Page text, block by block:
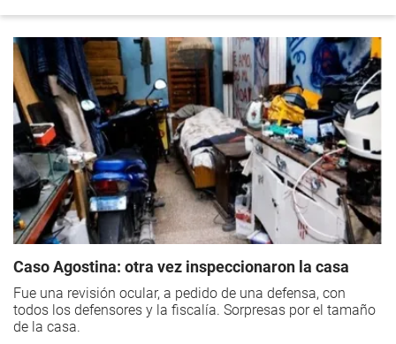
Caso Agostina: otra vez inspeccionaron la casa
Fue una revisión ocular, a pedido de una defensa, con
todos los defensores y la fiscalía. Sorpresas por el tamaño
de la casa.